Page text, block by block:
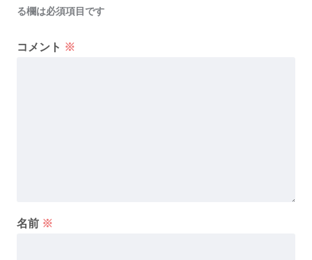
る欄は必須項目です
コメント ※
名前 ※